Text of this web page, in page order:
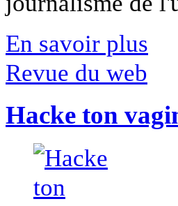
En savoir plus
Revue du web
Hacke ton